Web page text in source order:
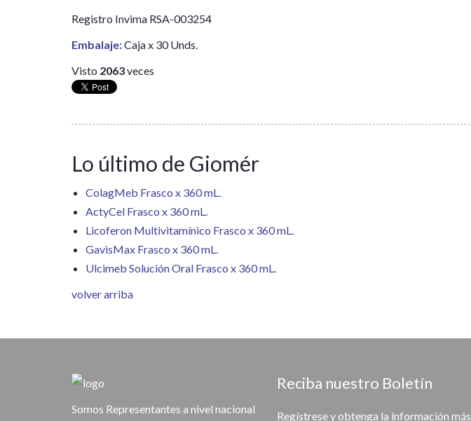
Registro Invima RSA-003254
Embalaje:Caja x 30 Unds.
Visto 2063veces
Lo último de Giomér
ColagMeb Frasco x 360 mL.
ActyCel Frasco x 360 mL.
Licoferon Multivitamínico Frasco x 360 mL.
GavisMax Frasco x 360 mL.
Ulcimeb Solución Oral Frasco x 360 mL.
volver arriba
Somos Representantes a nivel nacional
Reciba nuestro Boletín
Regístrese y obtenga la información